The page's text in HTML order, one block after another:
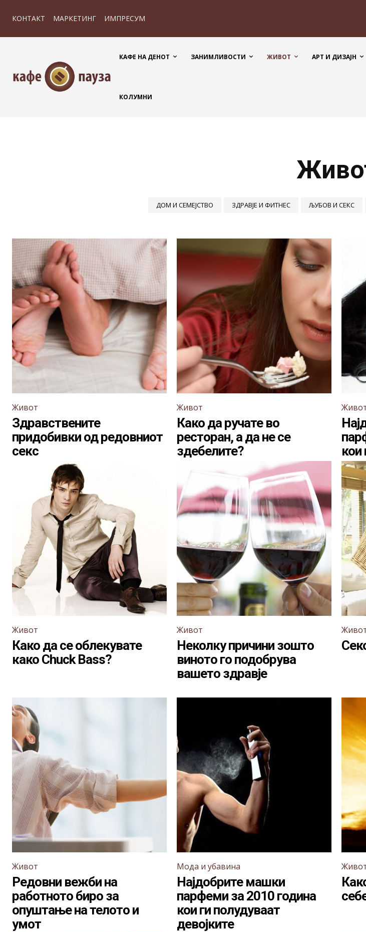
КОНТАКТ МАРКЕТИНГ ИМПРЕСУМ
КАФЕ НА ДЕНОТ ЗАНИМЛИВОСТИ ЖИВОТ АРТ И ДИЗАЈН
КОЛУМНИ
ДОМ И СЕМЕЈСТВО ЗДРАВЈЕ И ФИТНЕС ЉУБОВ И СЕКС
Живот
Здравствените
придобивки од редовниот
секс
Живот
Како да ручате во
ресторан, а да не се
здебелите?
кои
Живот
Како да се облекувате
како Chuck Bass?
Живот
Неколку причини зошто
виното го подобрува
вашето здравје
Живот
Редовни вежби на
работното биро за
опуштање на телото и
умот
Мода и убавина
Најдобрите машки
парфеми за 2010 година
кои ги полудуваат
девојките